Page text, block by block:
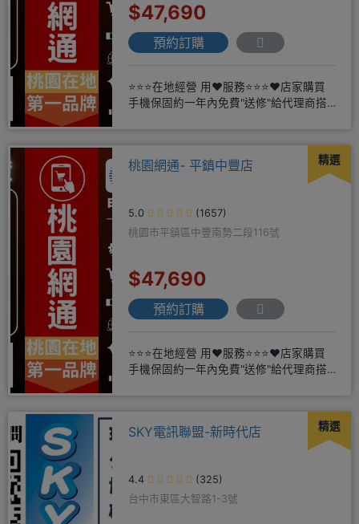
$47,690
預約訂購
⭐⭐⭐在地經營 用❤️服務⭐⭐⭐❤️店家購買
手機保固約一年內免費"送修"給代理商搭
精選
桃園網通- 平鎮中豐店
5.0
(1657)
桃園市平鎮區中豐南勢二段116號
$47,690
預約訂購
⭐⭐⭐在地經營 用❤️服務⭐⭐⭐❤️店家購買
手機保固約一年內免費"送修"給代理商搭
精選
SKY電訊聯盟-新時代店
4.4
(325)
台中市東區大智路1-3號